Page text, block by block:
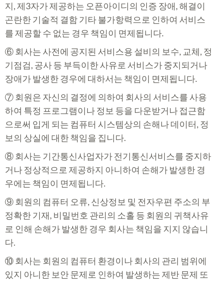
지, 제3자가 제공하는 오픈아이디의 인증 장애, 해결이
곤란한 기술적 결함 기타 불가항력으로 인하여 서비스
를 제공할 수 없는 경우 책임이 면제됩니다.
⑥ 회사는 사전에 공지된 서비스용 설비의 보수, 교체, 정
기점검, 공사 등 부득이한 사유로 서비스가 중지되거나
장애가 발생한 경우에 대하서는 책임이 면제됩니다.
⑦ 회원은 자신의 결정에 의하여 회사의 서비스를 사용
하여 특정 프로그램이나 정보 등을 다운받거나 접근함
으로써 입게 되는 컴퓨터 시스템상의 손해나 데이터, 정
보의 상실에 대한 책임을 집니다.
⑧ 회사는 기간통신사업자가 전기통신서비스를 중지하
거나 정상적으로 제공하지 아니하여 손해가 발생한 경
우에는 책임이 면제됩니다.
⑨ 회원의 컴퓨터 오류, 신상정보 및 전자우편 주소의 부
정확한 기재, 비밀번호 관리의 소홀 등 회원의 귀책사유
로 인해 손해가 발생한 경우 회사는 책임을 지지 않습니
다.
⑩ 회사는 회원의 컴퓨터 환경이나 회사의 관리 범위에
있지 아니한 보안 문제로 인하여 발생하는 제반 문제 또